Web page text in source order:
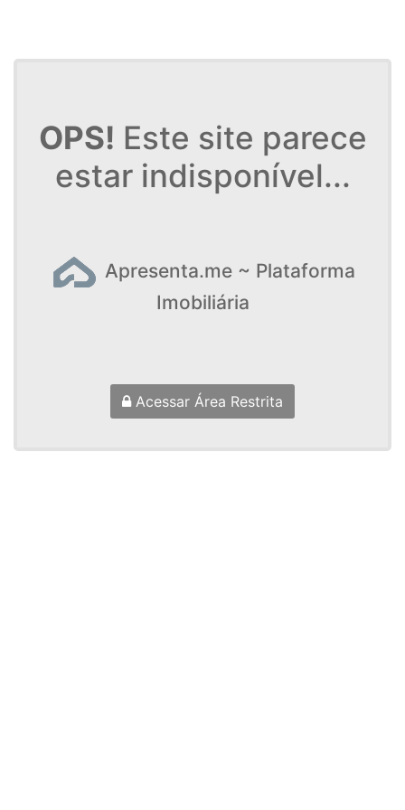
OPS! Este site parece
estar indisponível...
Apresenta.me ~ Plataforma
Imobiliária
Acessar Área Restrita